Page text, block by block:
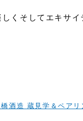
くそしてエキサイ
酒造 蔵見学＆ペアリ